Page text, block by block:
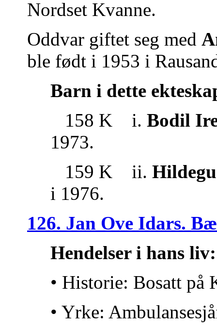
Nordset Kvanne.
Oddvar giftet seg med
ble født i 1953 i
Barn i dette
158 K i. Bodil
1973.
159 K ii.
i 1976.
126. Jan Ove Idars.
Hendelser i hans liv:
• Historie: Bosatt på
• Yrke: